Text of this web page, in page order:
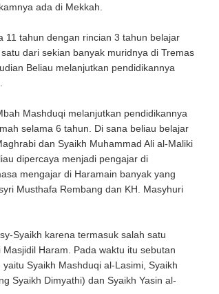
ada di Mekkah.
11 tahun dengan rincian 3 tahun belajar
dari sekian banyak muridnya di Tremas
Beliau melanjutkan pendidikannya
Mashduqi melanjutkan pendidikannya
selama 6 tahun. Di sana beliau belajar
dan Syaikh Muhammad Ali al-Maliki
dipercaya menjadi pengajar di
mengajar di Haramain banyak yang
Musthafa Rembang dan KH. Masyhuri
Syaikh karena termasuk salah satu
Haram. Pada waktu itu sebutan
Syaikh Mashduqi al-Lasimi, Syaikh
Syaikh Dimyathi) dan Syaikh Yasin al-